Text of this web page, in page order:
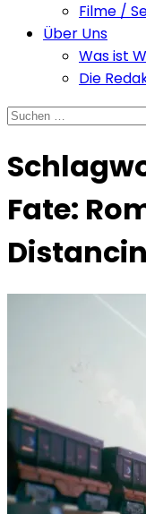
Filme /
Über Uns
Was ist
Die
Suchen
Fate: